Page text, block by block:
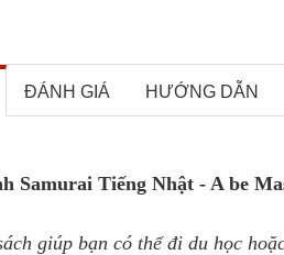
ĐÁNH GIÁ HƯỚNG DẪN
Samurai Tiếng Nhật - A be
giúp bạn có thể đi du học